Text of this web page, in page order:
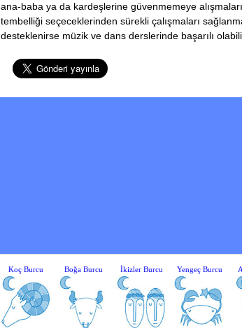
ana-baba ya da kardeşlerine güvenmemeye
tembelliği seçeceklerinden sürekli çalışmaları
desteklenirse müzik ve dans derslerinde başarılı
Koç Burcu Boğa Burcu İkizler Burcu Yengeç Burcu